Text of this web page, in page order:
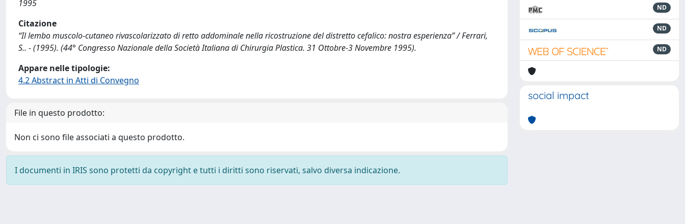
1995
Citazione
“Il lembo muscolo-cutaneo rivascolarizzato di retto addominale nella ricostruzione del distretto cefalico: nostra esperienza” / Ferrari,
S.. - (1995). (44° Congresso Nazionale della Società Italiana di Chirurgia Plastica. 31 Ottobre-3 Novembre 1995).
Appare nelle tipologie:
4.2 Abstract in Atti di Convegno
File in questo prodotto:
Non ci sono file associati a questo prodotto.
I documenti in IRIS sono protetti da copyright e tutti i diritti sono riservati, salvo diversa indicazione.
ND
ND
ND
social impact